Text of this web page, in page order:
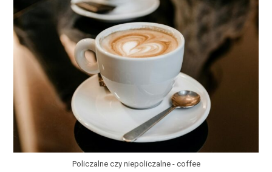
Policzalne czy niepoliczalne - coffee